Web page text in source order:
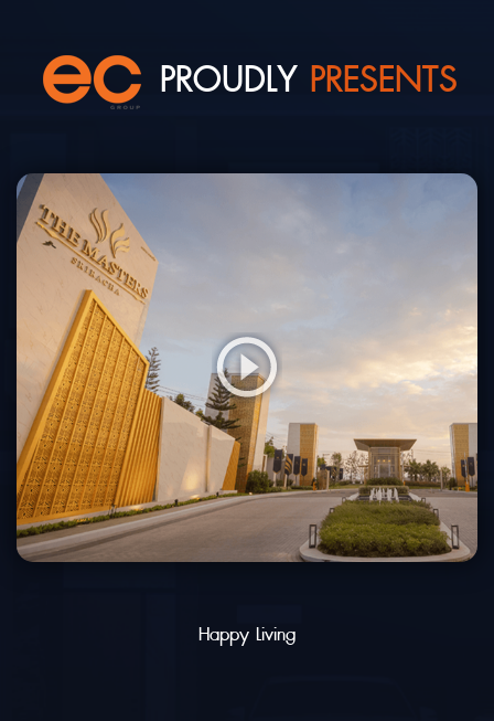
PROUDLY PRESENTS
Happy Living